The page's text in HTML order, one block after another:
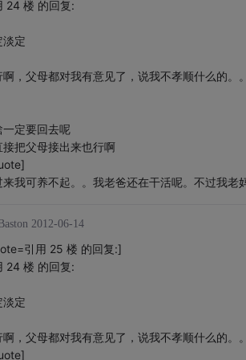
24 楼 的回复:
淡定
啊，父母都对我有意见了，说我不孝顺什么的。。
一定要回去呢
接把父母接出来也行啊
来我可养不起。。我老爸还在干活呢。不过我老
2012-06-14
引用 25 楼 的回复:]
24 楼 的回复:
淡定
啊，父母都对我有意见了，说我不孝顺什么的。。